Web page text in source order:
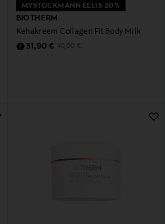
MYSTOCKMANN EELIS 20%
BIOTHERM
Kehakreem Collagen Fit Body Milk
Discounted Price
31,90 € Original Price
40,00 €